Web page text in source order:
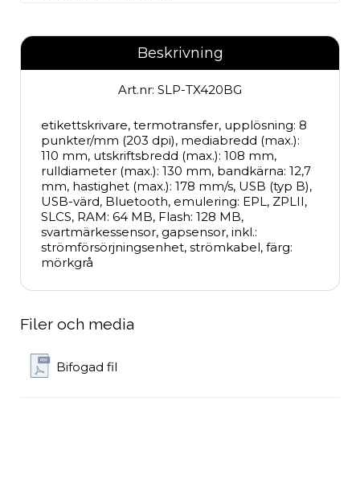
Beskrivning
Art.nr: SLP-TX420BG
etikettskrivare, termotransfer, upplösning: 8
punkter/mm (203 dpi), mediabredd (max.):
110 mm, utskriftsbredd (max.): 108 mm,
rulldiameter (max.): 130 mm, bandkärna: 12,7
mm, hastighet (max.): 178 mm/s, USB (typ B),
USB-värd, Bluetooth, emulering: EPL, ZPLII,
SLCS, RAM: 64 MB, Flash: 128 MB,
svartmärkessensor, gapsensor, inkl.:
strömförsörjningsenhet, strömkabel, färg:
mörkgrå
Filer och media
Bifogad fil